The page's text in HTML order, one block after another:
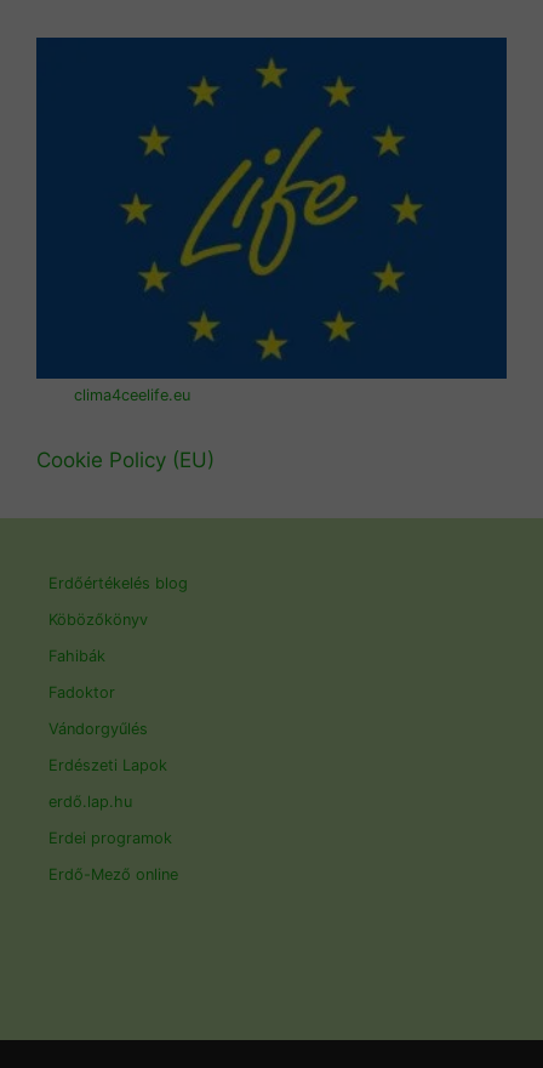
clima4ceelife.eu
Cookie Policy (EU)
Erdőértékelés blog
Köbözőkönyv
Fahibák
Fadoktor
Vándorgyűlés
Erdészeti Lapok
erdő.lap.hu
Erdei programok
Erdő-Mező online